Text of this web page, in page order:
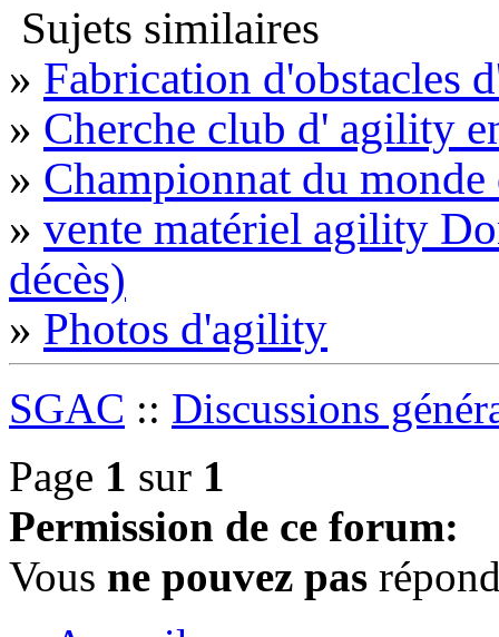
Sujets similaires
» Fabrication d'obstacles
» Cherche club d' agility
» Championnat du
» vente matériel agility
décès)
» Photos d'agility
SGAC :: Discussions
Page 1 sur 1
Permission de ce forum:
Vous ne pouvez pas